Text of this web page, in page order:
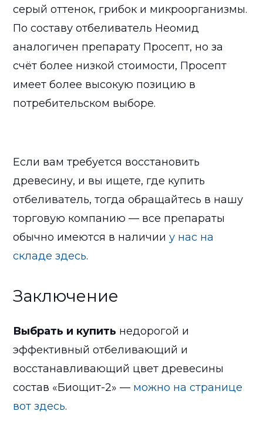
серый оттенок, грибок и микроорганизмы.
По составу отбеливатель Неомид
аналогичен препарату Просепт, но за
счёт более низкой стоимости, Просепт
имеет более высокую позицию в
потребительском выборе.
Если вам требуется восстановить
древесину, и вы ищете, где купить
отбеливатель, тогда обращайтесь в нашу
торговую компанию — все препараты
обычно имеются в наличииу нас на
складе здесь.
Заключение
Выбрать и купить недорогой и
эффективный отбеливающий и
восстанавливающий цвет древесины
состав «Биощит-2» — можно на странице
вот здесь.